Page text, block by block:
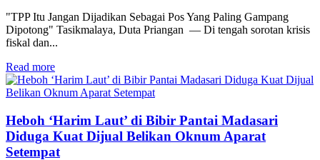
"TPP Itu Jangan Dijadikan Sebagai Pos Yang Paling Gampang
Dipotong" Tasikmalaya, Duta Priangan — Di tengah sorotan krisis
fiskal dan...
Read more
Heboh ‘Harim Laut’ di Bibir Pantai Madasari
Diduga Kuat Dijual Belikan Oknum Aparat
Setempat